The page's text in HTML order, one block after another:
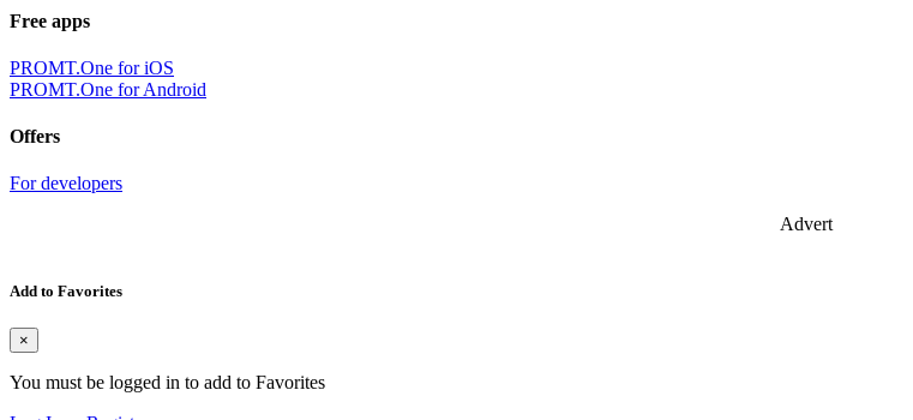
Free apps
PROMT.One for iOS
PROMT.One for Android
Offers
For developers
Advert
Add to Favorites
×
You must be logged in to add to Favorites